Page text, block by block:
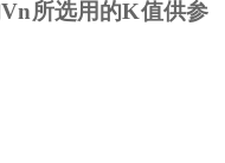
Vn所选用的K值供参